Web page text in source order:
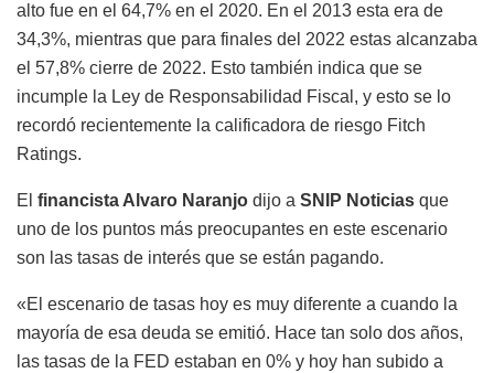
alto fue en el 64,7% en el 2020. En el 2013 esta era de
34,3%, mientras que para finales del 2022 estas alcanzaba
el 57,8% cierre de 2022. Esto también indica que se
incumple la Ley de Responsabilidad Fiscal, y esto se lo
recordó recientemente la calificadora de riesgo Fitch
Ratings.
El financista Alvaro Naranjo dijo a SNIP Noticias que
uno de los puntos más preocupantes en este escenario
son las tasas de interés que se están pagando.
«El escenario de tasas hoy es muy diferente a cuando la
mayoría de esa deuda se emitió. Hace tan solo dos años,
las tasas de la FED estaban en 0% y hoy han subido a